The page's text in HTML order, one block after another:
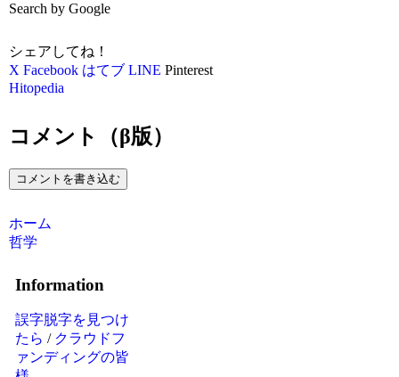
Search by Google
シェアしてね！
X Facebook はてブ LINE Pinterest
Hitopedia
コメント（β版）
コメントを書き込む
ホーム
哲学
Information
誤字脱字を見つけ
たら / クラウドフ
ァンディングの皆